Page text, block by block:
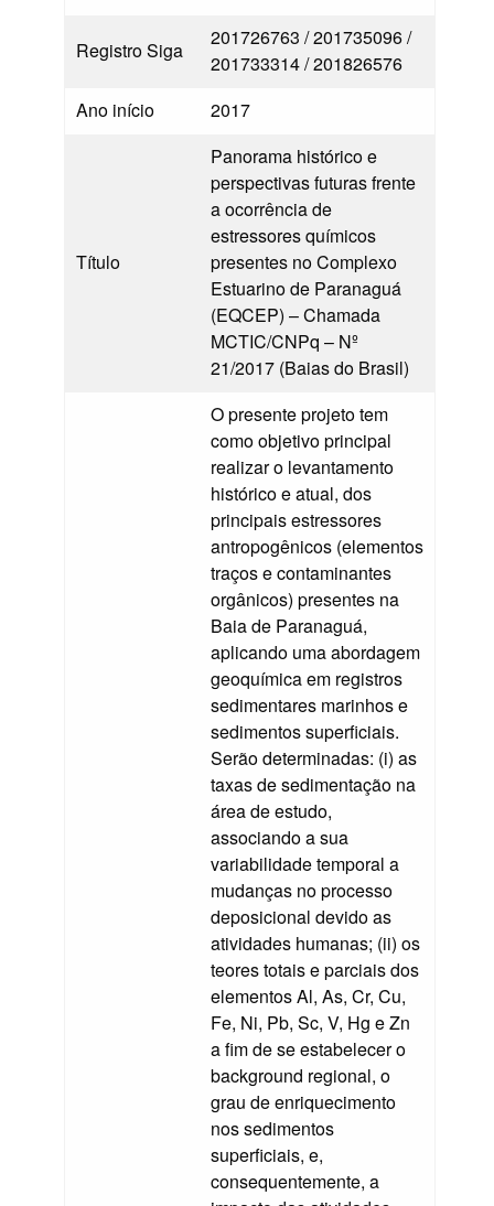
Registro Siga
201726763 / 201735096 /
201733314 / 201826576
Ano início
2017
Título
Panorama histórico e
perspectivas futuras frente
a ocorrência de
estressores químicos
presentes no Complexo
Estuarino de Paranaguá
(EQCEP) – Chamada
MCTIC/CNPq – Nº
21/2017 (Baias do Brasil)
O presente projeto tem
como objetivo principal
realizar o levantamento
histórico e atual, dos
principais estressores
antropogênicos (elementos
traços e contaminantes
orgânicos) presentes na
Baia de Paranaguá,
aplicando uma abordagem
geoquímica em registros
sedimentares marinhos e
sedimentos superficiais.
Serão determinadas: (i) as
taxas de sedimentação na
área de estudo,
associando a sua
variabilidade temporal a
mudanças no processo
deposicional devido as
atividades humanas; (ii) os
teores totais e parciais dos
elementos Al, As, Cr, Cu,
Fe, Ni, Pb, Sc, V, Hg e Zn
a fim de se estabelecer o
background regional, o
grau de enriquecimento
nos sedimentos
superficiais, e,
consequentemente, a